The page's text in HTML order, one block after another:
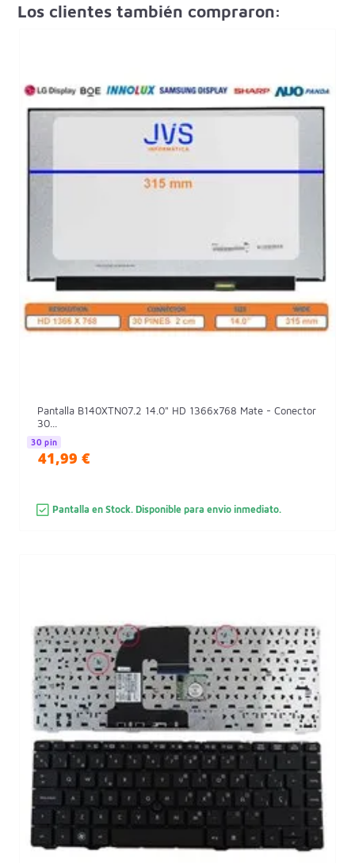
Los clientes también compraron:
Pantalla B140XTN07.2 14.0" HD 1366x768 Mate - Conector
30...
30 pin
41,99 €
Pantalla en Stock. Disponible para envio inmediato.